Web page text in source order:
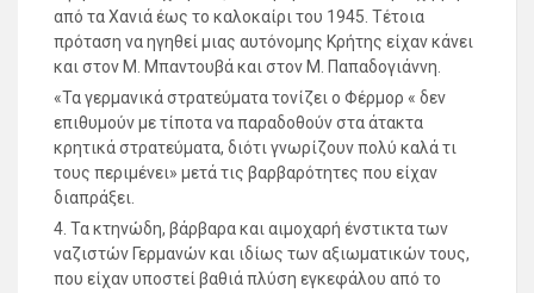
από τα Χανιά έως το καλοκαίρι του 1945. Τέτοια
πρόταση να ηγηθεί μιας αυτόνομης Κρήτης είχαν κάνει
και στον Μ. Μπαντουβά και στον Μ. Παπαδογιάννη.
«Τα γερμανικά στρατεύματα τονίζει ο Φέρμορ « δεν
επιθυμούν με τίποτα να παραδοθούν στα άτακτα
κρητικά στρατεύματα, διότι γνωρίζουν πολύ καλά τι
τους περιμένει» μετά τις βαρβαρότητες που είχαν
διαπράξει.
4. Τα κτηνώδη, βάρβαρα και αιμοχαρή ένστικτα των
ναζιστών Γερμανών και ιδίως των αξιωματικών τους,
που είχαν υποστεί βαθιά πλύση εγκεφάλου από το